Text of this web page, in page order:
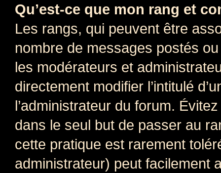
Qu’est-ce que mon rang et
Les rangs, qui peuvent être
nombre de messages postés
les modérateurs et
directement modifier l’intitulé
l’administrateur du forum.
dans le seul but de passer au
cette pratique est rarement
administrateur) peut facilement